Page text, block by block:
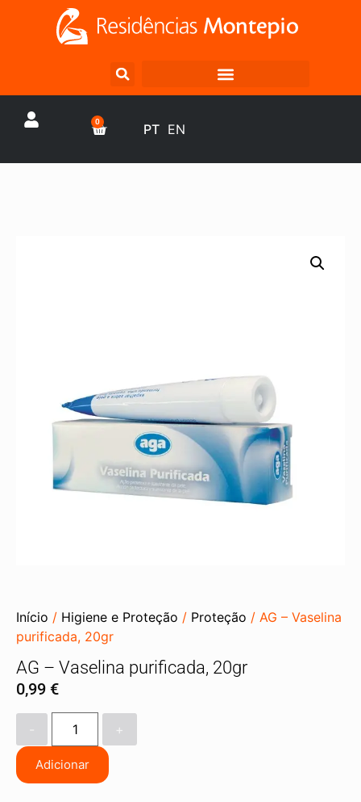
0 PT EN
Início / Higiene e Proteção / Proteção / AG – Vaselina
purificada, 20gr
AG – Vaselina purificada, 20gr
0,99 €
+
Adicionar